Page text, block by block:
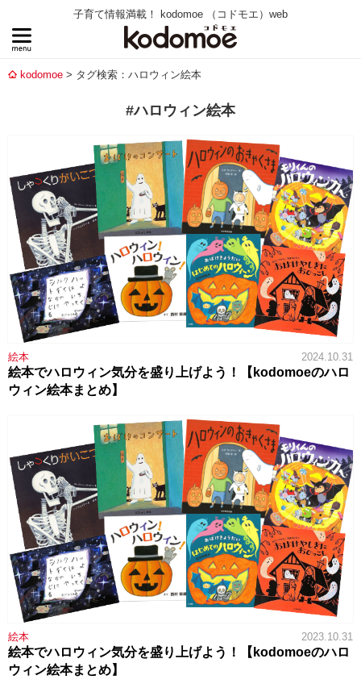
子育て情報満載！ kodomoe （コドモエ）web
kodomoe タグ検索：ハロウィン絵本
#ハロウィン絵本
絵本 2024.10.31
絵本でハロウィン気分を盛り上げよう！【kodomoeのハロ
ウィン絵本まとめ】
絵本 2023.10.31
絵本でハロウィン気分を盛り上げよう！【kodomoeのハロ
ウィン絵本まとめ】